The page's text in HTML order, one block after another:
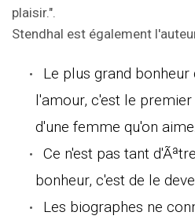
plaisir.".
Stendhal est également
Le plus grand bonheur
l'amour, c'est le
d'une femme qu'on aime.
Ce n'est pas tant
bonheur, c'est de le
Les biographes ne